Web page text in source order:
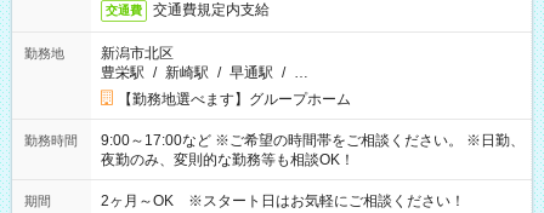
交通費 交通費規定内支給
勤務地
新潟市北区
豊栄駅 / 新崎駅 / 早通駅 / …
【勤務地選べます】グループホーム
勤務時間
9:00～17:00など ※ご希望の時間帯をご相談ください。 ※日勤、
夜勤のみ、変則的な勤務等も相談OK！
期間 2ヶ月～OK ※スタート日はお気軽にご相談ください！